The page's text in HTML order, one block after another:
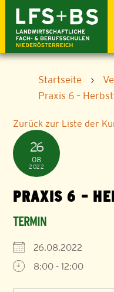
content
Startseite ›
Praxis 6 –
Zurück zur Liste der
26
08
2022
PRAXIS 6 –
TERMIN
26.08.2022
8:00 - 12:00